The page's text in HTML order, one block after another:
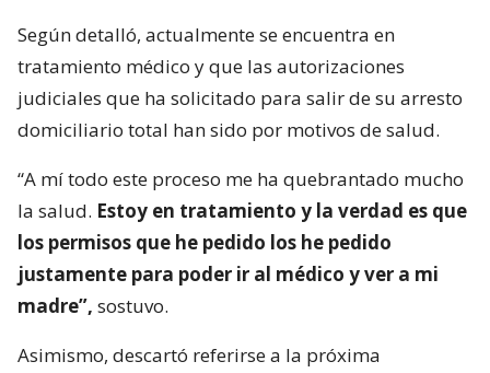
Según detalló, actualmente se encuentra en
tratamiento médico y que las autorizaciones
judiciales que ha solicitado para salir de su arresto
domiciliario total han sido por motivos de salud.
“A mí todo este proceso me ha quebrantado mucho
la salud. Estoy en tratamiento y la verdad es que
los permisos que he pedido los he pedido
justamente para poder ir al médico y ver a mi
madre”, sostuvo.
Asimismo, descartó referirse a la próxima